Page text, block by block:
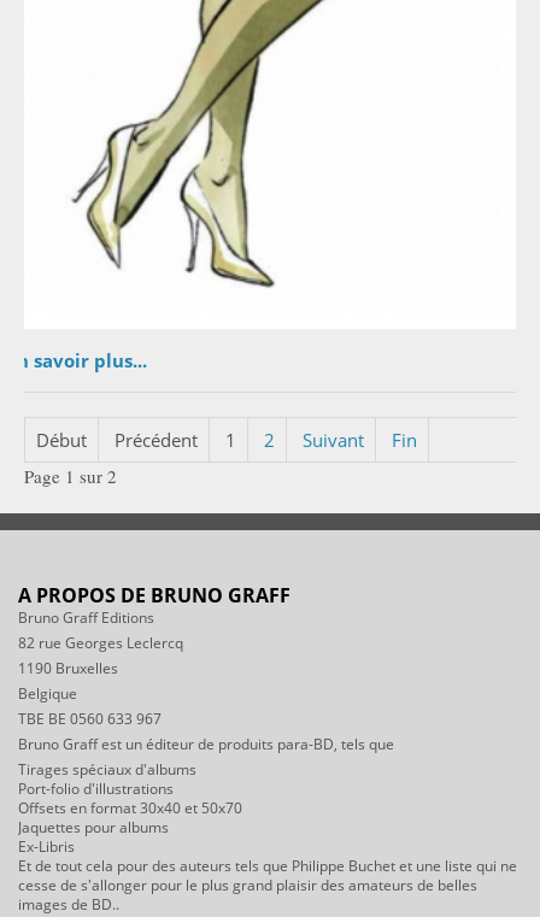
En savoir plus...
Début Précédent 1 2 Suivant
Fin
Page 1 sur 2
A PROPOS DE BRUNO GRAFF
Bruno Graff Editions
82 rue Georges Leclercq
1190 Bruxelles
Belgique
TBE BE 0560 633 967
Bruno Graff est un éditeur de produits para-BD, tels que
Tirages spéciaux d'albums
Port-folio d'illustrations
Offsets en format 30x40 et 50x70
Jaquettes pour albums
Ex-Libris
Et de tout cela pour des auteurs tels que Philippe Buchet et une liste qui ne
cesse de s'allonger pour le plus grand plaisir des amateurs de belles
images de BD..